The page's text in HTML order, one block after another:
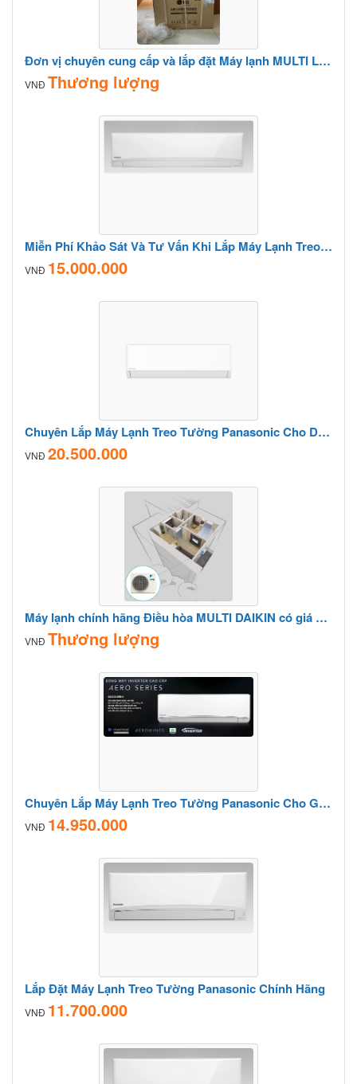
Đơn vị chuyên cung cấp và lắp đặt Máy lạnh MULTI LG với giá trọn gói siêu rẻ
VNĐ Thương lượng
Miễn Phí Khảo Sát Và Tư Vấn Khi Lắp Máy Lạnh Treo Tường Panasonic
VNĐ 15.000.000
Chuyên Lắp Máy Lạnh Treo Tường Panasonic Cho Doanh Nghiệp
VNĐ 20.500.000
Máy lạnh chính hãng Điều hòa MULTI DAIKIN có giá mềm nhất hiện nay
VNĐ Thương lượng
Chuyên Lắp Máy Lạnh Treo Tường Panasonic Cho Gia Đình
VNĐ 14.950.000
Lắp Đặt Máy Lạnh Treo Tường Panasonic Chính Hãng
VNĐ 11.700.000